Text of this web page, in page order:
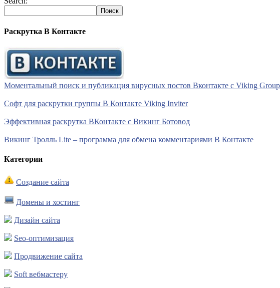
Раскрутка В Контакте
Моментальный поиск и публикация вирусных постов Вконтакте с Viking
Софт для раскрутки группы В Контакте Viking Inviter
Эффективная раскрутка ВКонтакте с Викинг Ботовод
Викинг Тролль Lite – программа для обмена комментариями В Контакте
Категории
Создание сайта
Домены и хостинг
Дизайн сайта
Seo-оптимизация
Продвижение сайта
Soft вебмастеру